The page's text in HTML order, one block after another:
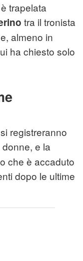
trapelata
tra il tronista
almeno in
ha chiesto solo
registreranno
e la
che è accaduto
dopo le ultime